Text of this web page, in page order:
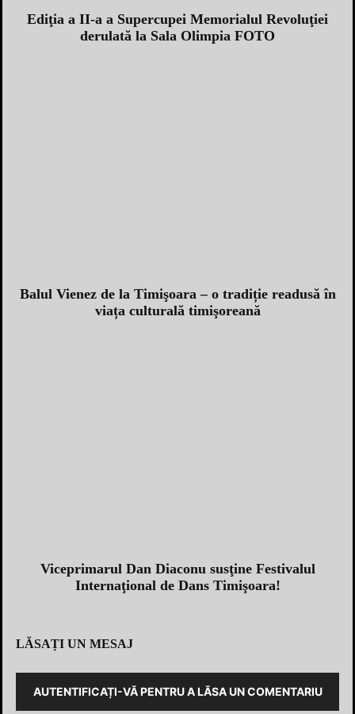
Ediţia a II-a a Supercupei Memorialul Revoluţiei
derulată la Sala Olimpia FOTO
Balul Vienez de la Timişoara – o tradiție readusă în
viața culturală timişoreană
Viceprimarul Dan Diaconu susţine Festivalul
Internaţional de Dans Timişoara!
LĂSAȚI UN MESAJ
AUTENTIFICAȚI-VĂ PENTRU A LĂSA UN COMENTARIU